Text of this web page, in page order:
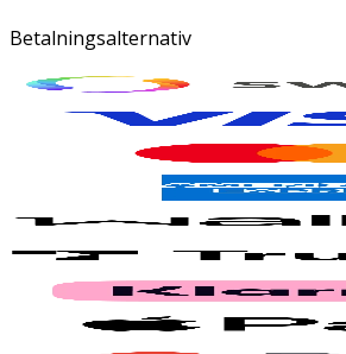
Betalningsalternativ